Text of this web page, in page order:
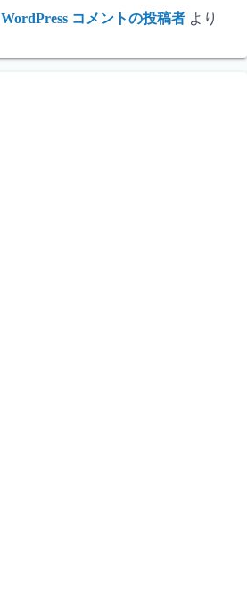
WordPress コメントの投稿者 より